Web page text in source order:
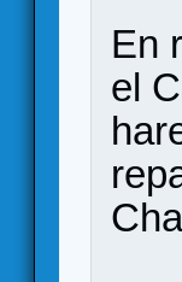
En
el